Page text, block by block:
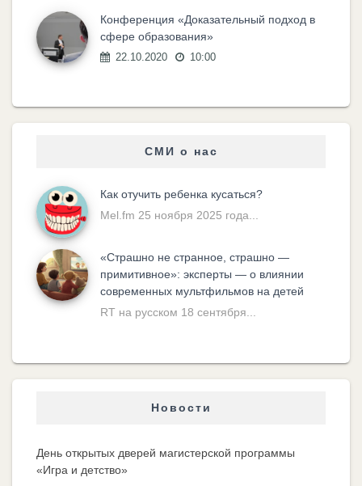
Конференция «Доказательный подход в
сфере образования»
22.10.2020 10:00
СМИ о нас
Как отучить ребенка кусаться?
Mel.fm 25 ноября 2025 года...
«Cтрашно не странное, страшно —
примитивное»: эксперты — о влиянии
современных мультфильмов на детей
RT на русском 18 сентября...
Новости
День открытых дверей магистерской программы
«Игра и детство»